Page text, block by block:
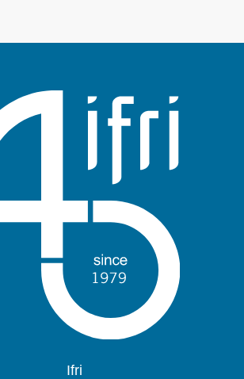
Unterstützen Sie uns
Navigation
Ifri